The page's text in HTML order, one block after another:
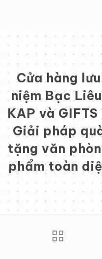
Cửa hàng lưu
niệm Bạc
KAP và GIFTS
Giải pháp
tặng văn
phẩm toàn